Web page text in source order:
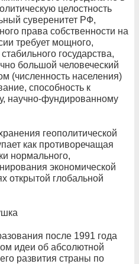
целостность
суверенитет РФ,
права собственности на
требует мощного,
государства,
большой человеческий
(численность населения)
способность к
научно-фундированному
геополитической
как противоречащая
нормального,
экономической
открытой глобальной
после 1991 года
идеи об абсолютной
развития страны по